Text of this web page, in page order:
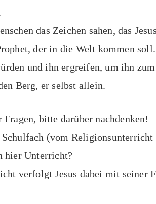
das Zeichen sahen, das
der in die Welt kommen soll.
und ihn ergreifen, um ihn
Berg, er selbst allein.
bitte darüber nachdenken!
(vom Religionsunterricht
hier Unterricht?
verfolgt Jesus dabei mit seiner